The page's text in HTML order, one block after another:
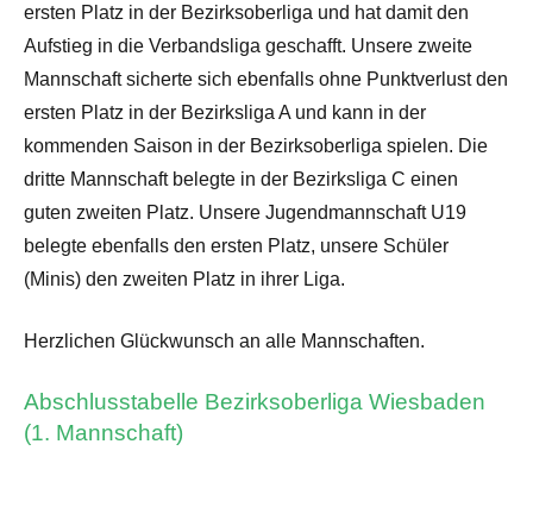
ersten Platz in der Bezirksoberliga und hat damit den
Aufstieg in die Verbandsliga geschafft. Unsere zweite
Mannschaft sicherte sich ebenfalls ohne Punktverlust den
ersten Platz in der Bezirksliga A und kann in der
kommenden Saison in der Bezirksoberliga spielen. Die
dritte Mannschaft belegte in der Bezirksliga C einen
guten zweiten Platz. Unsere Jugendmannschaft U19
belegte ebenfalls den ersten Platz, unsere Schüler
(Minis) den zweiten Platz in ihrer Liga.
Herzlichen Glückwunsch an alle Mannschaften.
Abschlusstabelle Bezirksoberliga Wiesbaden
(1. Mannschaft)